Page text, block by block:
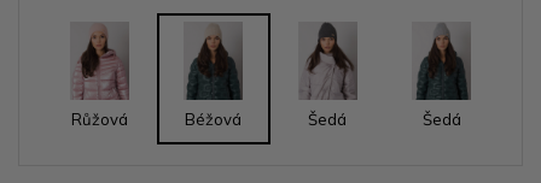
Růžová Béžová Šedá Šedá